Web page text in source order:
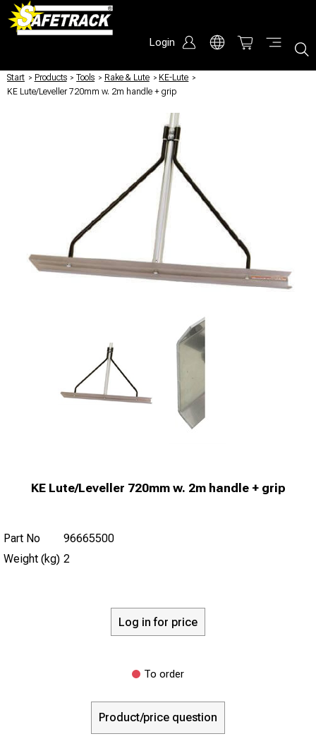
Login
Start / Products / Tools / Rake & Lute / KE-Lute /
KE Lute/Leveller 720mm w. 2m handle + grip
KE Lute/Leveller 720mm w. 2m handle + grip
Part No
96665500
Weight (kg) 2
Log in for price
To order
Product/price question